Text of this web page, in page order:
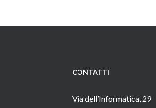
CONTATTI
Via dell’Informatica, 29